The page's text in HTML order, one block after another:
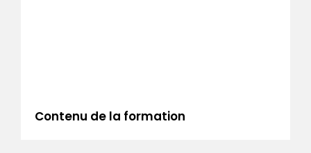
Contenu de la formation